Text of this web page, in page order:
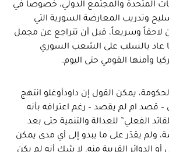
المتحدة والمجتمع الدولي، خصوصاً في
وتدريب المعارضة السورية التي
وسريعاً، قبل أن تتراجع عن مجمل
عاد بالسلب على الشعب السوري
وأمنها القومي حتى اليوم.
يمكن القول إن داودأوغلو انتهج
– قصد ام لم يقصد – رغم اعترافه بأنه
الفعلي” للعدالة والتنمية حتى بعد
ولم يقدّر على ما يبدو إلى أي مدى يمكن